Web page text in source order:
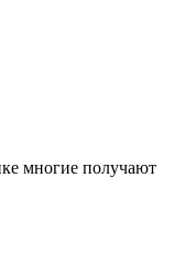
многие получают